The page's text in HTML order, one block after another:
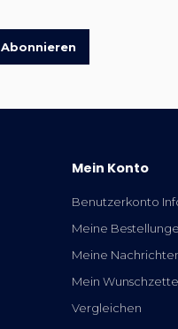
Abonnieren
Mein Konto
Benutzerkonto
Meine
Meine
Mein
Vergleichen